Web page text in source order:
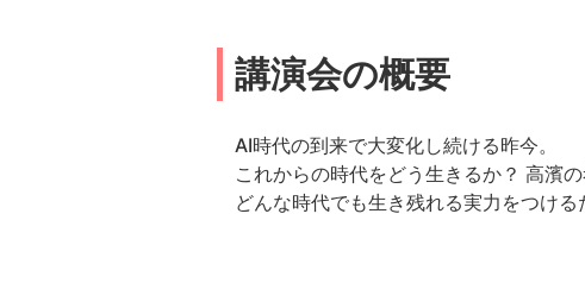
講演会の概要
AI時代の到来で大変化し続ける昨今。
これからの時代をどう生きるか？ 高濱
どんな時代でも生き残れる実力をつけ